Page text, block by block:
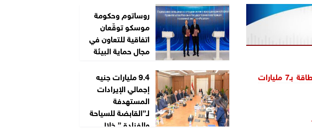
«بلاك روك» تعتزم إنشاء رابع صندوق استثماري لدعم الطاقة بـ7 مليارات
روساتوم وحكومة
موسكو توقّعان
اتفاقية للتعاون في
مجال حماية البيئة
9.4 مليارات جنيه
إجمالي الإيرادات
المستهدفة
لـ”القابضة للسياحة
والفنادق” خلال